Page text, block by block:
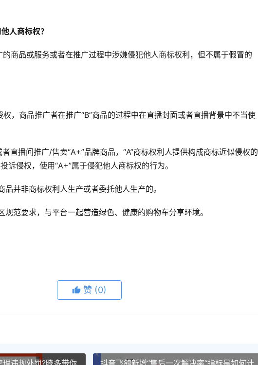
人商标权？
商品或服务或者在推广过程中涉嫌侵犯他人商标权利，但不属于假冒的
权，商品推广者在推广“B”商品的过程中在直播封面或者直播背景中不当使
直播间推广/售卖“A+”品牌商品，“A”商标权利人提供构成商标近似侵权的
诉侵权，使用“A+”属于侵犯他人商标权的行为。
并非商标权利人生产或者委托他人生产的。
规范要求，与平台一起营造绿色、健康的购物车分享环境。
赞 (0)